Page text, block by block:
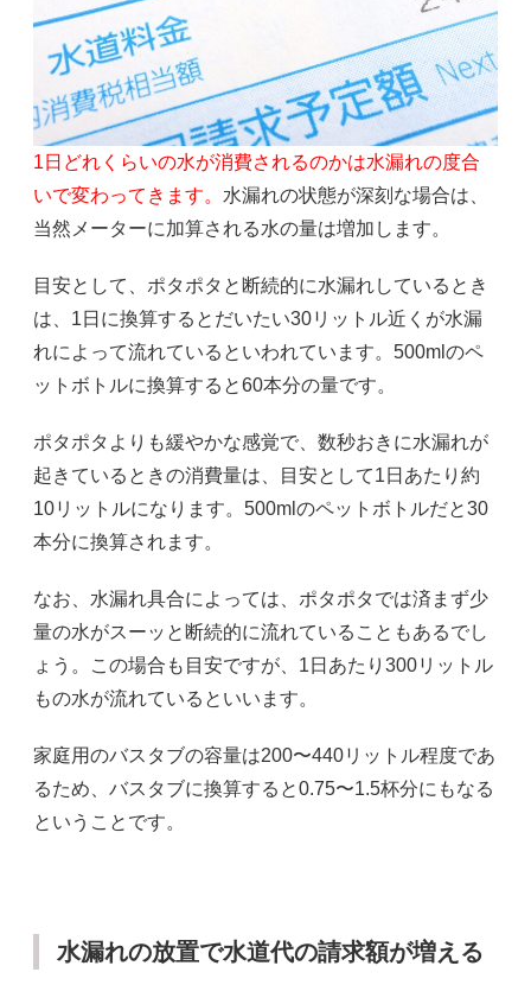
1日どれくらいの水が消費されるのかは水漏れの度合
いで変わってきます。 水漏れの状態が深刻な場合は、
当然メーターに加算される水の量は増加します。
目安として、ポタポタと断続的に水漏れしているとき
は、1日に換算するとだいたい30リットル近くが水漏
れによって流れているといわれています。500mlのペ
ットボトルに換算すると60本分の量です。
ポタポタよりも緩やかな感覚で、数秒おきに水漏れが
起きているときの消費量は、目安として1日あたり約
10リットルになります。500mlのペットボトルだと30
本分に換算されます。
なお、水漏れ具合によっては、ポタポタでは済まず少
量の水がスーッと断続的に流れていることもあるでし
ょう。この場合も目安ですが、1日あたり300リットル
もの水が流れているといいます。
家庭用のバスタブの容量は200〜440リットル程度であ
るため、バスタブに換算すると0.75〜1.5杯分にもなる
ということです。
水漏れの放置で水道代の請求額が増える